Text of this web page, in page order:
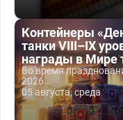
Контейнеры
танки VIII–IX
награды в Мире
Во время
2026...
05 августа, среда